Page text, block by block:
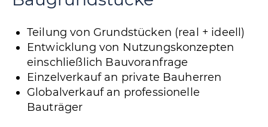
Teilung von Grundstücken (real + ideell)
Entwicklung von Nutzungskonzepten
einschließlich Bauvoranfrage
Einzelverkauf an private Bauherren
Globalverkauf an professionelle
Bauträger